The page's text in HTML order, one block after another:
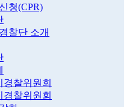
청(CPR)
찰단 소개
찰위원회
찰위원회